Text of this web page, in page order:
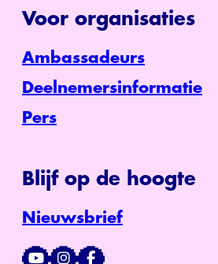
Voor organisaties
Ambassadeurs
Deelnemersinformatie
Pers
Blijf op de hoogte
Nieuwsbrief